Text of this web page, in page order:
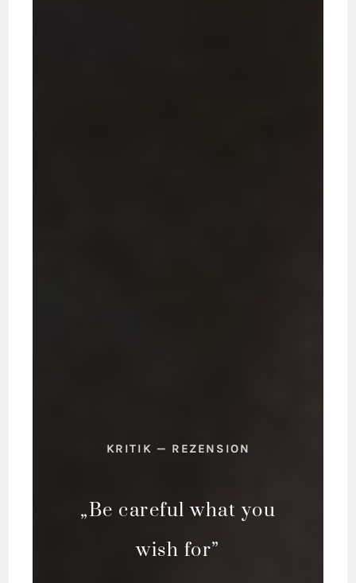
KRITIK — REZENSION
„Be careful what you
wish for”